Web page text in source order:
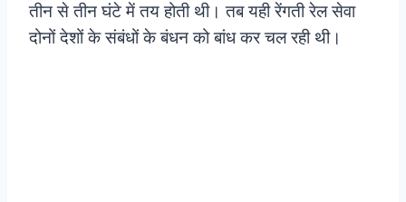
तीन से तीन घंटे में तय होती थी। तब यही रेंगती रेल सेवा
दोनों देशों के संबंधों के बंधन को बांध कर चल रही थी।